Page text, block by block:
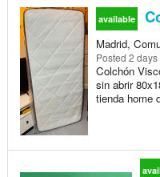
available
Madrid,
Posted 2 days
Colchón
sin abrir
tienda home